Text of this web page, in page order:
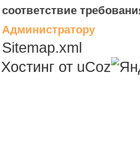
соответствие
Администратору
Sitemap.xml
Хостинг от uCoz